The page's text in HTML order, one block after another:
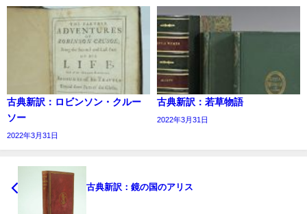
古典新訳：ロビンソン・クルー
ソー
2022年3月31日
古典新訳：若草物語
2022年3月31日
古典新訳：鏡の国のアリス